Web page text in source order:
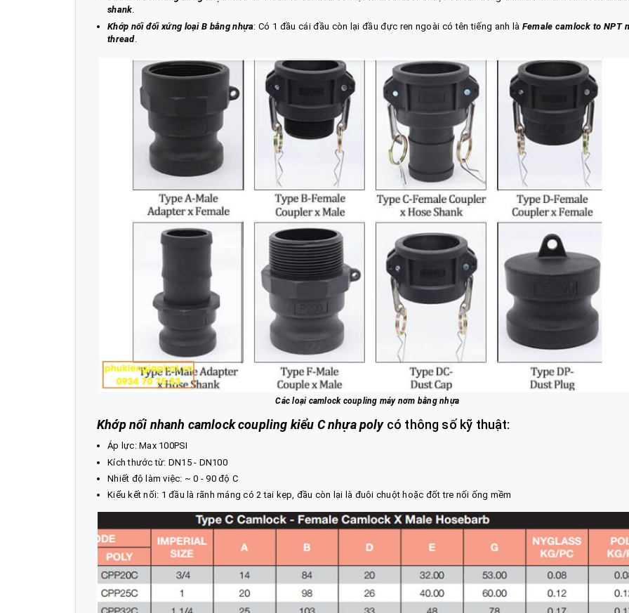
shank.
Khớp nối đối xứng loại B bằng nhựa: Có 1 đầu cái đầu còn lại đầu đực ren ngoài có tên tiếng anh là Female camlock to NPT
thread.
Các loại camlock coupling máy nơm bằng nhựa
Khớp nối nhanh camlock coupling kiểu C nhựa poly có thông số kỹ thuật:
Áp lực: Max 100PSI
Kích thước từ: DN15 - DN100
Nhiết độ làm việc: ~ 0 - 90 độ C
Kiểu kết nối: 1 đầu là rãnh máng có 2 tai kẹp, đầu còn lại là đuôi chuột hoặc đốt tre nối ống mềm